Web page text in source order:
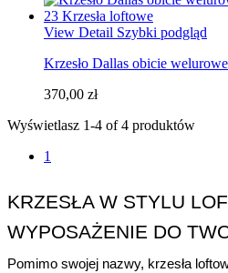
View Detail Szybki podgląd
Krzesło Dallas obicie
370,00 zł
Wyświetlasz 1-4 of 4 produktów
1
KRZESŁA W STYLU
WYPOSAŻENIE DO
Pomimo swojej nazwy, krzesła